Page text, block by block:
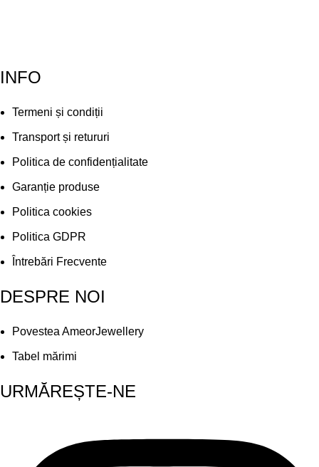
INFO
Termeni și condiții
Transport și retururi
Politica de confidențialitate
Garanție produse
Politica cookies
Politica GDPR
Întrebări Frecvente
DESPRE NOI
Povestea AmeorJewellery
Tabel mărimi
URMĂREȘTE-NE